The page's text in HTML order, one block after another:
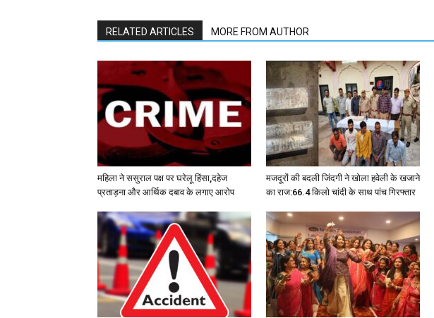
RELATED ARTICLES MORE FROM AUTHOR
महिला ने ससुराल पक्ष पर घरेलू हिंसा,दहेज
प्रताड़ना और आर्थिक दबाव के लगाए आरोप
मजदूरों की बदली जिंदगी ने खोला हवेली के खजाने
का राज:66.4 किलो चांदी के साथ पांच गिरफ्तार